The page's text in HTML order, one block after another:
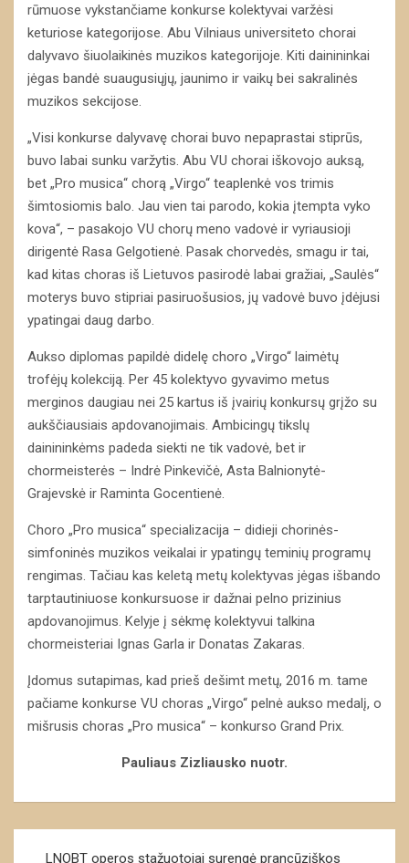
rūmuose vykstančiame konkurse kolektyvai varžėsi
keturiose kategorijose. Abu Vilniaus universiteto chorai
dalyvavo šiuolaikinės muzikos kategorijoje. Kiti dainininkai
jėgas bandė suaugusiųjų, jaunimo ir vaikų bei sakralinės
muzikos sekcijose.
„Visi konkurse dalyvavę chorai buvo nepaprastai stiprūs,
buvo labai sunku varžytis. Abu VU chorai iškovojo auksą,
bet „Pro musica“ chorą „Virgo“ teaplenkė vos trimis
šimtosiomis balo. Jau vien tai parodo, kokia įtempta vyko
kova“, – pasakojo VU chorų meno vadovė ir vyriausioji
dirigentė Rasa Gelgotienė. Pasak chorvedės, smagu ir tai,
kad kitas choras iš Lietuvos pasirodė labai gražiai, „Saulės“
moterys buvo stipriai pasiruošusios, jų vadovė buvo įdėjusi
ypatingai daug darbo.
Aukso diplomas papildė didelę choro „Virgo“ laimėtų
trofėjų kolekciją. Per 45 kolektyvo gyvavimo metus
merginos daugiau nei 25 kartus iš įvairių konkursų grįžo su
aukščiausiais apdovanojimais. Ambicingų tikslų
dainininkėms padeda siekti ne tik vadovė, bet ir
chormeisterės – Indrė Pinkevičė, Asta Balnionytė-
Grajevskė ir Raminta Gocentienė.
Choro „Pro musica“ specializacija – didieji chorinės-
simfoninės muzikos veikalai ir ypatingų teminių programų
rengimas. Tačiau kas keletą metų kolektyvas jėgas išbando
tarptautiniuose konkursuose ir dažnai pelno prizinius
apdovanojimus. Kelyje į sėkmę kolektyvui talkina
chormeisteriai Ignas Garla ir Donatas Zakaras.
Įdomus sutapimas, kad prieš dešimt metų, 2016 m. tame
pačiame konkurse VU choras „Virgo“ pelnė aukso medalį, o
mišrusis choras „Pro musica“ – konkurso Grand Prix.
Pauliaus Zizliausko nuotr.
LNOBT operos stažuotojai surengė prancūziškos